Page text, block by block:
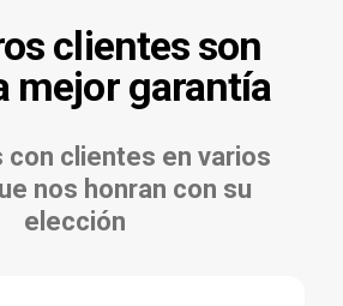
clientes son
mejor garantía
con clientes en varios
nos honran con su
elección